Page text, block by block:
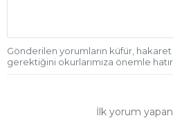
Gönderilen yorumların küfür,
gerektiğini okurlarımıza önemle
İlk yorum